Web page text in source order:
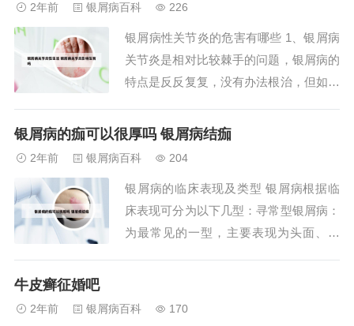
特的功能，涵盖了诊病、治病、预防、保
健和美容五大领域...
2年前 银屑病百科 226
银屑病性关节炎的危害有哪些 1、银屑病
关节炎是相对比较棘手的问题，银屑病的
特点是反反复复，没有办法根治，但如果
坏的时候看起来特别严重，但好的时候患
少数毁损型银屑病关节的患者会出现关节
畸形等残疾。...
银屑病的痂可以很厚吗 银屑病结痂
2年前 银屑病百科 204
银屑病的临床表现及类型 银屑病根据临
床表现可分为以下几型：寻常型银屑病：
为最常见的一型，主要表现为头面、躯
牛皮癣征婚吧
2年前 银屑病百科 170